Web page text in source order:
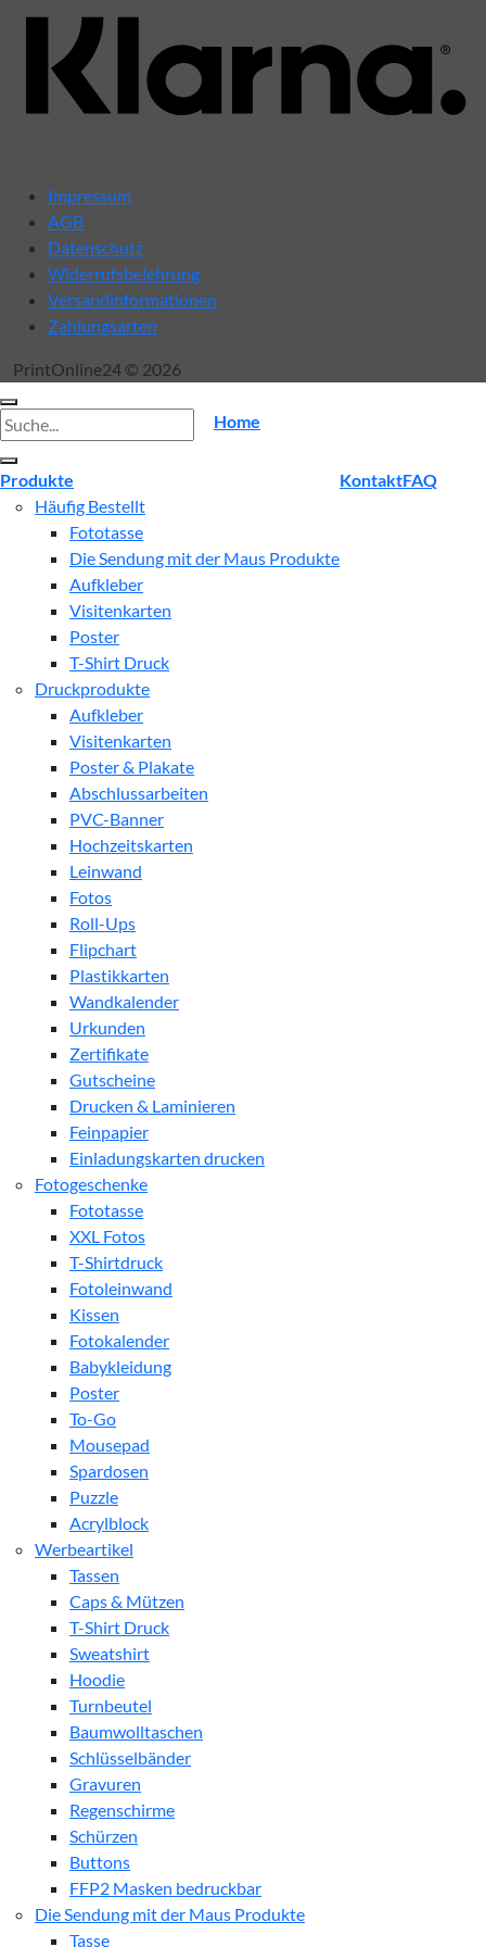
Impressum
AGB
Datenschutz
Widerrufsbelehrung
Versandinformationen
Zahlungsarten
PrintOnline24 © 2026
Suche
nach:
Home
Produkte
Häufig Bestellt
Fototasse
Die Sendung mit der Maus Produkte
Aufkleber
Visitenkarten
Poster
T-Shirt Druck
Druckprodukte
Aufkleber
Visitenkarten
Poster & Plakate
Abschlussarbeiten
PVC-Banner
Hochzeitskarten
Leinwand
Fotos
Roll-Ups
Flipchart
Plastikkarten
Wandkalender
Urkunden
Zertifikate
Gutscheine
Drucken & Laminieren
Feinpapier
Einladungskarten drucken
Fotogeschenke
Fototasse
XXL Fotos
T-Shirtdruck
Fotoleinwand
Kissen
Fotokalender
Babykleidung
Poster
To-Go
Mousepad
Spardosen
Puzzle
Acrylblock
Werbeartikel
Tassen
Caps & Mützen
T-Shirt Druck
Sweatshirt
Hoodie
Turnbeutel
Baumwolltaschen
Schlüsselbänder
Gravuren
Regenschirme
Schürzen
Buttons
FFP2 Masken bedruckbar
Die Sendung mit der Maus Produkte
Tasse
KontaktFAQ